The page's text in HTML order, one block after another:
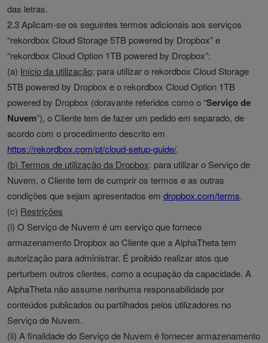
das letras.
2.3 Aplicam-se os seguintes termos adicionais aos serviços
“rekordbox Cloud Storage 5TB powered by Dropbox” e
“rekordbox Cloud Option 1TB powered by Dropbox”:
(a) Início da utilização: para utilizar o rekordbox Cloud Storage
5TB powered by Dropbox e o rekordbox Cloud Option 1TB
powered by Dropbox (doravante referidos como o “Serviço de
Nuvem”), o Cliente tem de fazer um pedido em separado, de
acordo com o procedimento descrito em
https://rekordbox.com/pt/cloud-setup-guide/.
(b) Termos de utilização da Dropbox: para utilizar o Serviço de
Nuvem, o Cliente tem de cumprir os termos e as outras
condições que sejam apresentados em dropbox.com/terms.
(c) Restrições
(i) O Serviço de Nuvem é um serviço que fornece
armazenamento Dropbox ao Cliente que a AlphaTheta tem
autorização para administrar. É proibido realizar atos que
perturbem outros clientes, como a ocupação da capacidade. A
AlphaTheta não assume nenhuma responsabilidade por
conteúdos publicados ou partilhados pelos utilizadores no
Serviço de Nuvem.
(ii) A finalidade do Serviço de Nuvem é fornecer armazenamento